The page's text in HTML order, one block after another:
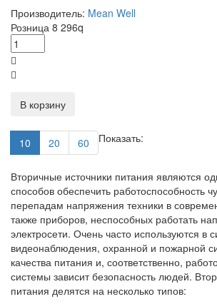
Производитель: Mean Well
Розница 8 296q
В корзину
Показать:
10 20 60
Вторичные источники питания являются
способов обеспечить работоспособность
перепадам напряжения техники в
также приборов, неспособных работать
электросети. Очень часто используются в
видеонаблюдения, охранной и пожарной
качества питания и, соответственно,
системы зависит безопасность людей.
питания делятся на несколько типов: